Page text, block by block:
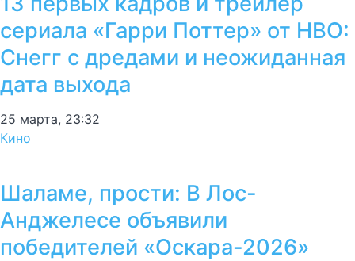
сериала «Гарри Поттер» от HBO:
Снегг с дредами и неожиданная
дата выхода
25 марта, 23:32
Кино
Шаламе, прости: В Лос-
Анджелесе объявили
победителей «Оскара-2026»